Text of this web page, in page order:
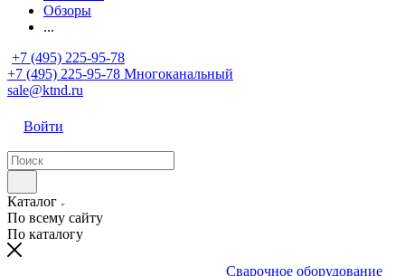
Обзоры
...
+7 (495) 225-95-78
+7 (495) 225-95-78 Многоканальный
sale@ktnd.ru
Войти
Каталог
По всему сайту
По каталогу
Сварочное оборудование